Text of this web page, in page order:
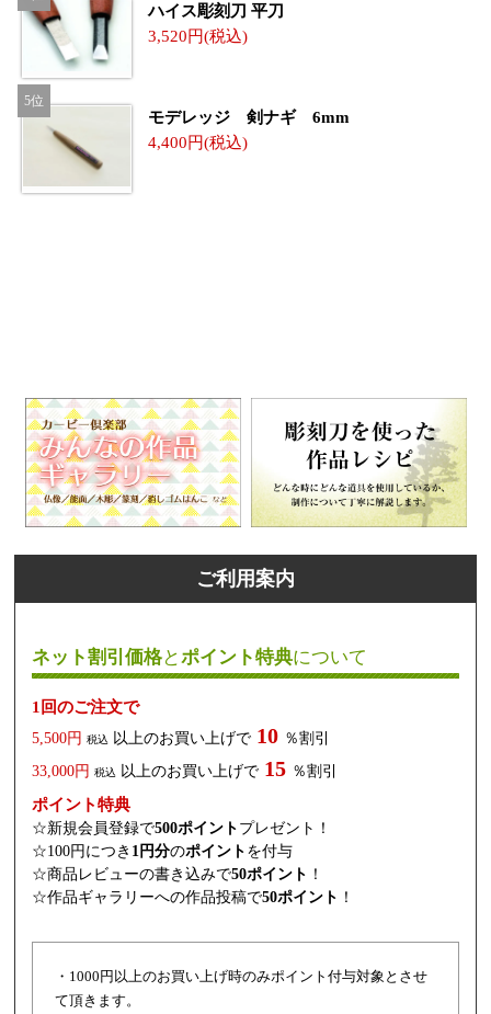
ハイス彫刻刀 平刀
3,520
モデレッジ 剣ナギ 6mm
4,400
ご利用案内
ネット割引価格とポイント特典について
1回のご注文で
5,500円 税込 以上のお買い上げで 10 ％割引
33,000円 税込 以上のお買い上げで 15 ％割引
ポイント特典
☆新規会員登録で500ポイント プレゼント！
☆100円につき 1円分のポイント を付与
☆商品レビューの書き込みで50ポイント ！
☆作品ギャラリーへの作品投稿で50ポイント ！
・1000円以上のお買い上げ時のみポイント付与対象とさせ
て頂きます。